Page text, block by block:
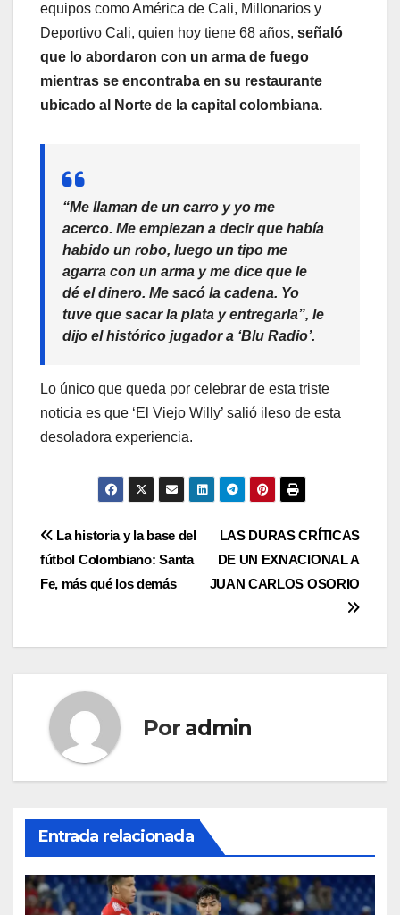
equipos como América de Cali, Millonarios y
Deportivo Cali, quien hoy tiene 68 años, señaló
que lo abordaron con un arma de fuego
mientras se encontraba en su restaurante
ubicado al Norte de la capital colombiana.
“Me llaman de un carro y yo me
acerco. Me empiezan a decir que había
habido un robo, luego un tipo me
agarra con un arma y me dice que le
dé el dinero. Me sacó la cadena. Yo
tuve que sacar la plata y entregarla”, le
dijo el histórico jugador a ‘Blu Radio’.
Lo único que queda por celebrar de esta triste
noticia es que ‘El Viejo Willy’ salió ileso de esta
desoladora experiencia.
LAS DURAS CRÍTICAS
DE UN EXNACIONAL A
JUAN CARLOS OSORIO
La historia y la base del
fútbol Colombiano: Santa
Fe, más qué los demás
Por admin
Entrada relacionada